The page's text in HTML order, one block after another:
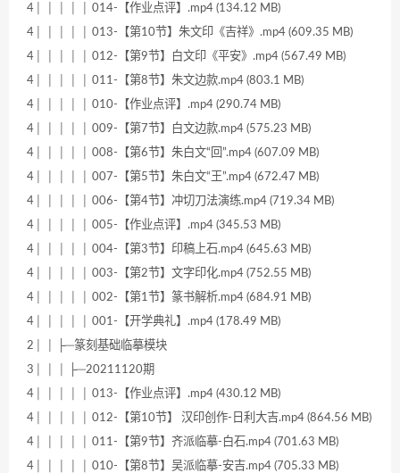
4│ │ │ │ │ 014-【作业点评】.mp4 (134.12 MB)
4│ │ │ │ │ 013-【第10节】朱文印《吉祥》.mp4 (609.35 MB)
4│ │ │ │ │ 012-【第9节】白文印《平安》.mp4 (567.49 MB)
4│ │ │ │ │ 011-【第8节】朱文边款.mp4 (803.1 MB)
4│ │ │ │ │ 010-【作业点评】.mp4 (290.74 MB)
4│ │ │ │ │ 009-【第7节】白文边款.mp4 (575.23 MB)
4│ │ │ │ │ 008-【第6节】朱白文“回”.mp4 (607.09 MB)
4│ │ │ │ │ 007-【第5节】朱白文“王”.mp4 (672.47 MB)
4│ │ │ │ │ 006-【第4节】冲切刀法演练.mp4 (719.34 MB)
4│ │ │ │ │ 005-【作业点评】.mp4 (345.53 MB)
4│ │ │ │ │ 004-【第3节】印稿上石.mp4 (645.63 MB)
4│ │ │ │ │ 003-【第2节】文字印化.mp4 (752.55 MB)
4│ │ │ │ │ 002-【第1节】篆书解析.mp4 (684.91 MB)
4│ │ │ │ │ 001-【开学典礼】.mp4 (178.49 MB)
2│ │ ├─篆刻基础临摹模块
3│ │ │ ├─20211120期
4│ │ │ │ │ 013-【作业点评】.mp4 (430.12 MB)
4│ │ │ │ │ 012-【第10节】 汉印创作-日利大吉.mp4 (864.56 MB)
4│ │ │ │ │ 011-【第9节】齐派临摹-白石.mp4 (701.63 MB)
4│ │ │ │ │ 010-【第8节】吴派临摹-安吉.mp4 (705.33 MB)